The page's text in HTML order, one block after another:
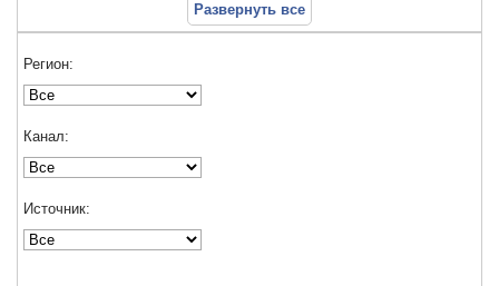
Развернуть все
Регион:
Канал:
Источник: